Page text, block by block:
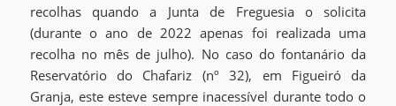
recolhas quando a Junta de Freguesia o solicita
(durante o ano de 2022 apenas foi realizada uma
recolha no mês de julho). No caso do fontanário da
Reservatório do Chafariz (nº 32), em Figueiró da
Granja, este esteve sempre inacessível durante todo o